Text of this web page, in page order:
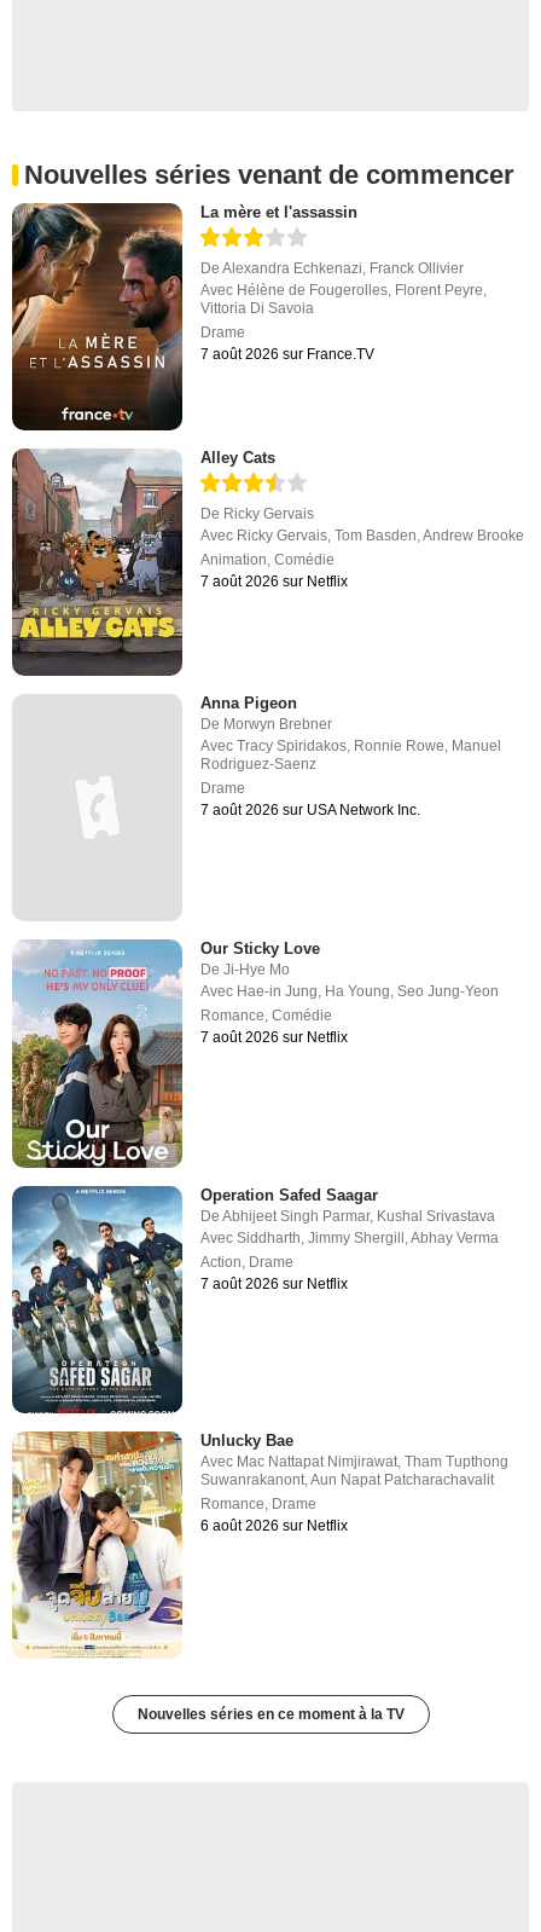
Nouvelles séries venant de commencer
La mère et l'assassin
DeAlexandra Echkenazi Franck Ollivier
Avec Hélène de Fougerolles Florent Peyre
Vittoria Di Savoia
Drame
7 août 2026 sur France.TV
Alley Cats
De Ricky Gervais
Avec Ricky Gervais,Tom Basden,Andrew Brooke
Animation,Comédie
7 août 2026 sur Netflix
Anna Pigeon
De Morwyn Brebner
AvecTracy Spiridakos, Ronnie Rowe, Manuel
Rodriguez-Saenz
Drame
7 août 2026 sur USA Network Inc.
Our Sticky Love
DeJi-Hye Mo
Avec Hae-in Jung, Ha Young,Seo Jung-Yeon
Romance,Comédie
7 août 2026 sur Netflix
Operation Safed Saagar
DeAbhijeet Singh Parmar, Kushal Srivastava
AvecSiddharth ,Jimmy Shergill ,Abhay Verma
Action Drame
7 août 2026 sur Netflix
Unlucky Bae
Avec Mac Nattapat Nimjirawat,Tham Tupthong
Suwanrakanont,Aun Napat Patcharachavalit
Romance, Drame
6 août 2026 sur Netflix
Nouvelles séries en ce moment à la TV